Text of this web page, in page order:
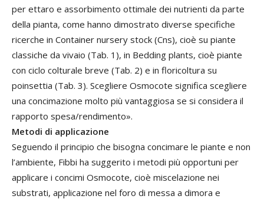
per ettaro e assorbimento ottimale dei nutrienti da parte
della pianta, come hanno dimostrato diverse specifiche
ricerche in Container nursery stock (Cns), cioè su piante
classiche da vivaio (Tab. 1), in Bedding plants, cioè piante
con ciclo colturale breve (Tab. 2) e in floricoltura su
poinsettia (Tab. 3). Scegliere Osmocote significa scegliere
una concimazione molto più vantaggiosa se si considera il
rapporto spesa/rendimento».
Metodi di applicazione
Seguendo il principio che bisogna concimare le piante e non
l’ambiente, Fibbi ha suggerito i metodi più opportuni per
applicare i concimi Osmocote, cioè miscelazione nei
substrati, applicazione nel foro di messa a dimora e